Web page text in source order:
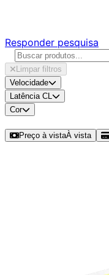
Responder pesquisa
Limpar filtros
Velocidade
Latência CL
Cor
Preço à vistaÀ vista